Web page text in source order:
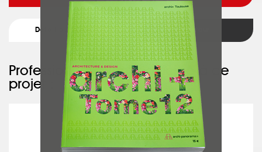
Détail du projet Retour
Professionnel ayant participé à ce
projet :